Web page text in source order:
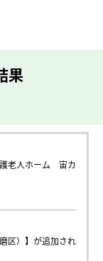
果
老人ホーム 宙カ
区）】が追加され